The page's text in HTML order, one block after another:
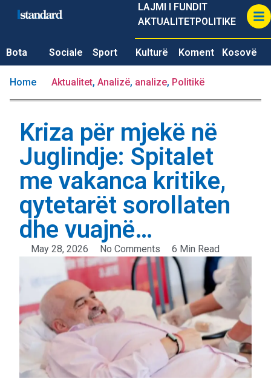
LAJMI I FUNDIT
AKTUALITETPOLITIKE
Bota Sociale Sport Kulturë Koment Kosovë
Home Aktualitet, Analizë, analize, Politikë
Kriza për mjekë në
Juglindje: Spitalet
me vakanca kritike,
qytetarët sorollaten
dhe vuajnë…
May 28, 2026 No Comments 6 Min Read